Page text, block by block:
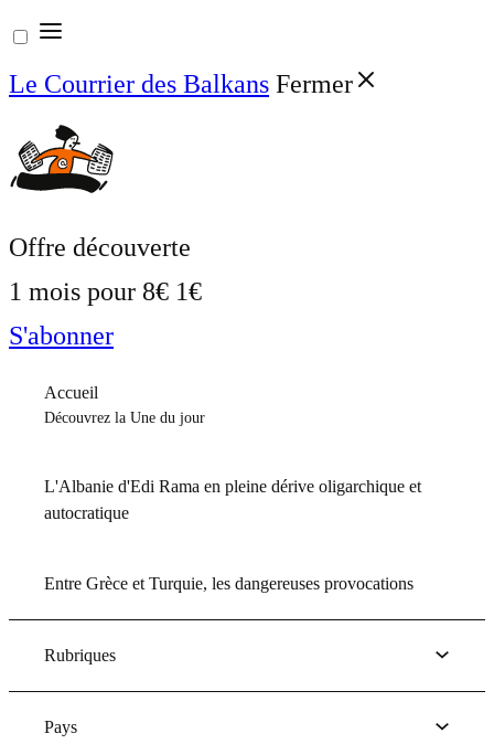
Aller
au
contenu
Le Courrier des Balkans Fermer
Offre découverte
1 mois pour 8€ 1€
S'abonner
Accueil
Découvrez la Une du jour
L'Albanie d'Edi Rama en pleine dérive oligarchique et
autocratique
Entre Grèce et Turquie, les dangereuses provocations
Rubriques
Pays